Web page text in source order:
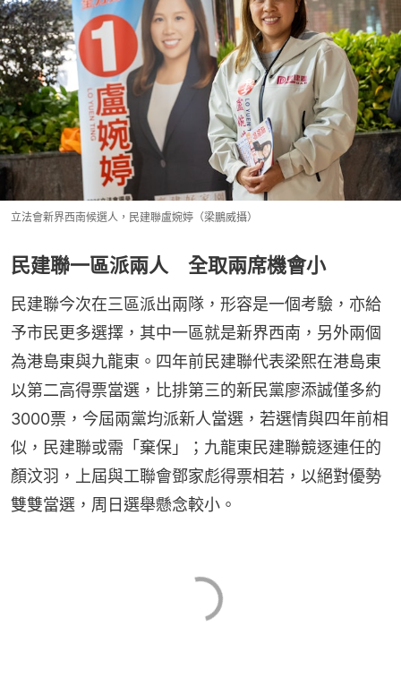
立法會新界西南候選人，民建聯盧婉婷（梁鵬威攝）
民建聯一區派兩人 全取兩席機會小
民建聯今次在三區派出兩隊，形容是一個考驗，亦給
予市民更多選擇，其中一區就是新界西南，另外兩個
為港島東與九龍東。四年前民建聯代表梁熙在港島東
以第二高得票當選，比排第三的新民黨廖添誠僅多約
3000票，今屆兩黨均派新人當選，若選情與四年前相
似，民建聯或需「棄保」；九龍東民建聯競逐連任的
顏汶羽，上屆與工聯會鄧家彪得票相若，以絕對優勢
雙雙當選，周日選舉懸念較小。